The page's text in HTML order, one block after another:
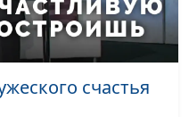
счастья